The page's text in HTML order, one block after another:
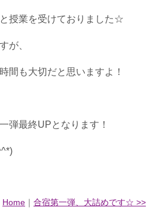
授業を受けておりました☆
が、
間も大切だと思いますよ！
弾最終UPとなります！
Home ｜ 合宿第一弾、大詰めです☆ >>